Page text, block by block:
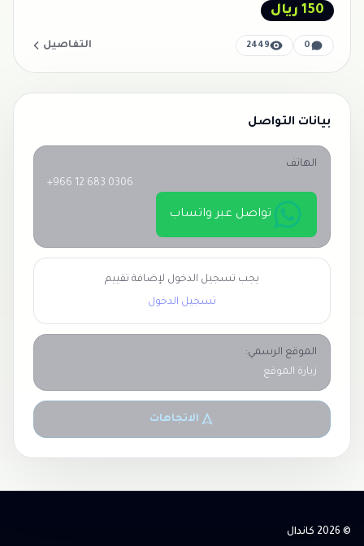
150 ريال
0
2449 التفاصيل
بيانات التواصل
الهاتف
+966 12 683 0306
تواصل عبر واتساب
يجب تسجيل الدخول لإضافة تقييم
تسجيل الدخول
الموقع الرسمي:
زيارة الموقع
الاتجاهات
© 2026 كاندال